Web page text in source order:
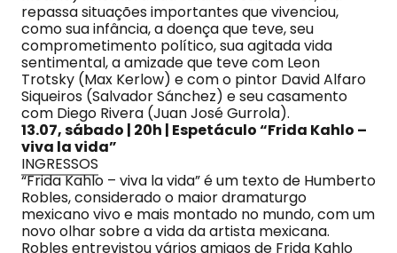
repassa situações importantes que vivenciou,
como sua infância, a doença que teve, seu
comprometimento político, sua agitada vida
sentimental, a amizade que teve com Leon
Trotsky (Max Kerlow) e com o pintor David Alfaro
Siqueiros (Salvador Sánchez) e seu casamento
com Diego Rivera (Juan José Gurrola).
13.07, sábado | 20h | Espetáculo “Frida Kahlo –
viva la vida”
INGRESSOS
“Frida Kahlo – viva la vida” é um texto de Humberto
Robles, considerado o maior dramaturgo
mexicano vivo e mais montado no mundo, com um
novo olhar sobre a vida da artista mexicana.
Robles entrevistou vários amigos de Frida Kahlo